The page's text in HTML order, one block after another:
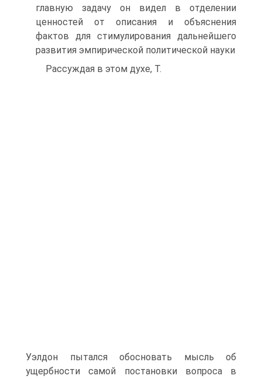
главную задачу он видел в отделении
ценностей от описания и объяснения
фактов для стимулирования дальнейшего
развития эмпирической политической науки
Рассуждая в этом духе, Т.
Уэлдон пытался обосновать мысль об
ущербности самой постановки вопроса в